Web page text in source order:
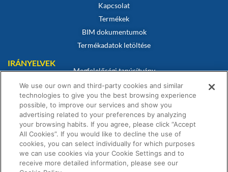
Kapcsolat
Termékek
BIM dokumentumok
Termékadatok letöltése
IRÁNYELVEK
Megfelelőségi tanúsítvány
Sütikre vonatkozó szabályzat
Jogi nyilatkozat
Adatvédelmi irányelvek
Értékesítési feltételek
Garanciális nyilatkozat
We use our own and third-party cookies and similar
technologies to give you the best browsing experience
possible, to improve our services and show you
advertising related to your preferences by analyzing
your browsing habits. If you agree, please click “Accept
All Cookies”. If you would like to decline the use of
cookies, you can select individually for which purposes
we can use cookies via your Cookie Settings and to
receive more detailed information, please see our